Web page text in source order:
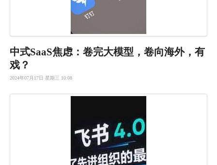
中式SaaS焦虑：卷完大模型， 卷向海外， 有
戏？
2024年07月17日 星期三 10:08